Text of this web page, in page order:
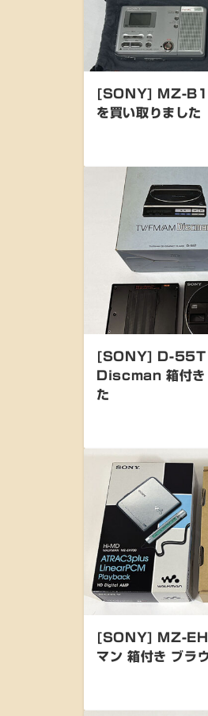
[SONY] MZ-
を買い取りました
[SONY] D-55T
Discman 箱付き
た
[SONY] MZ-
マン 箱付き ブラ